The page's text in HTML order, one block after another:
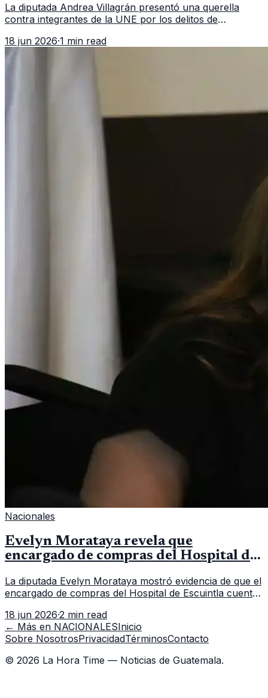
La diputada Andrea Villagrán presentó una querella
contra integrantes de la UNE por los delitos de
18 jun 2026·1 min read
Nacionales
Evelyn Morataya revela que
encargado de compras del Hospital de
La diputada Evelyn Morataya mostró evidencia de que el
encargado de compras del Hospital de Escuintla cuenta
capacitación en la capital.
18 jun 2026·2 min read
← Más en NACIONALESInicio
Sobre NosotrosPrivacidadTérminosContacto
© 2026 La Hora Time — Noticias de Guatemala.